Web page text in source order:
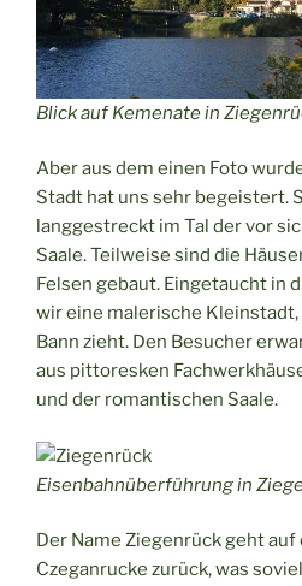
Blick auf Kemenate in
Aber aus dem einen Foto
Stadt hat uns sehr begeistert.
langgestreckt im Tal der vor
Saale. Teilweise sind die
Felsen gebaut. Eingetaucht in
wir eine malerische
Bann zieht. Den Besucher
aus pittoresken
und der romantischen Saale.
Eisenbahnüberführung in
Der Name Ziegenrück geht
Czeganrucke zurück, was